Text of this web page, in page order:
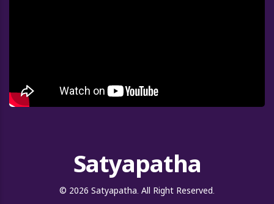
Satyapatha
© 2026 Satyapatha. All Right Reserved.